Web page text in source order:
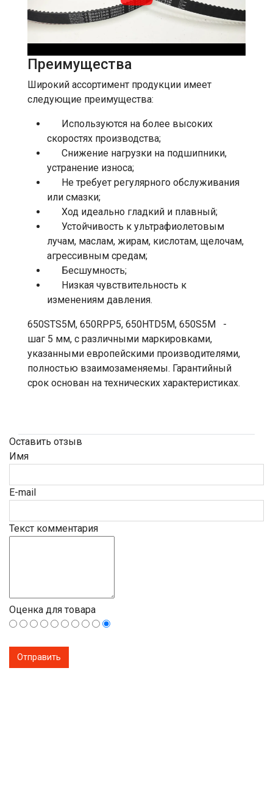
Преимущества
Широкий ассортимент продукции имеет
следующие преимущества:
Используются на более высоких
скоростях производства;
Снижение нагрузки на подшипники,
устранение износа;
Не требует регулярного обслуживания
или смазки;
Ход идеально гладкий и плавный;
Устойчивость к ультрафиолетовым
лучам, маслам, жирам, кислотам, щелочам,
агрессивным средам;
Бесшумность;
Низкая чувствительность к
изменениям давления.
650STS5М, 650RPP5, 650HTD5М, 650S5M -
шаг 5 мм, с различными маркировками,
указанными европейскими производителями,
полностью взаимозаменяемы. Гарантийный
срок основан на технических характеристиках.
Оставить отзыв
Имя
E-mail
Текст комментария
Оценка для товара